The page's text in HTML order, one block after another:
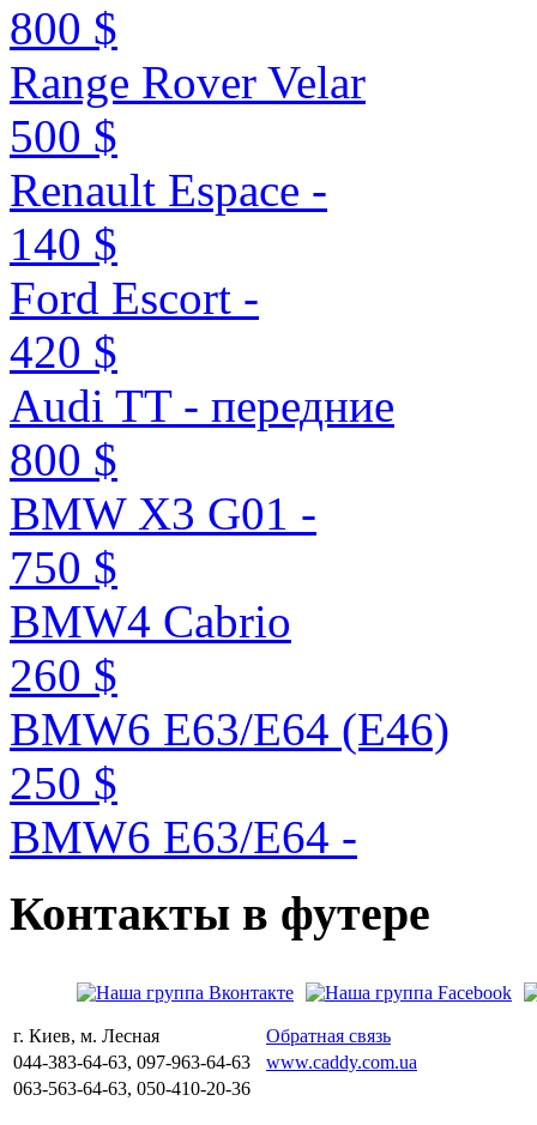
800 $
Range Rover Velar
500 $
Renault Espace -
140 $
Ford Escort -
420 $
Audi TT - передние
800 $
BMW X3 G01 -
750 $
BMW4 Cabrio
260 $
BMW6 E63/E64 (E46)
250 $
BMW6 E63/E64 -
Контакты в футере
г. Киев, м. Лесная
Обратная связь
044-383-64-63, 097-963-64-63
www.caddy.com.ua
063-563-64-63, 050-410-20-36